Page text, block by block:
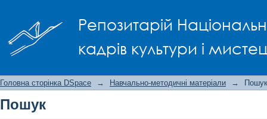
Репозитарій
кадрів культури і
Головна сторінка DSpace → Навчально-методичні матеріали → Пошук
Пошук